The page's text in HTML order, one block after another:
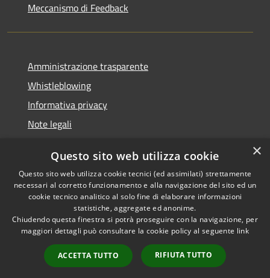
Meccanismo di Feedback
Amministrazione trasparente
Whistleblowing
Informativa privacy
Note legali
Segnalazioni di inaccessibilità
RSS
Accessibilità
Copyright © 2026 • Comune di
Finale Ligure • Powered by
Municipium•
Accesso
redazione
×
Questo sito web utilizza cookie
Questo sito web utilizza cookie tecnici (ed assimilati) strettamente
necessari al corretto funzionamento e alla navigazione del sito ed un
cookie tecnico analitico al solo fine di elaborare informazioni
statistiche, aggregate ed anonime.
Chiudendo questa finestra si potrà proseguire con la navigazione, per
maggiori dettagli può consultare la cookie policy al seguente link
ACCETTA TUTTO RIFIUTA TUTTO